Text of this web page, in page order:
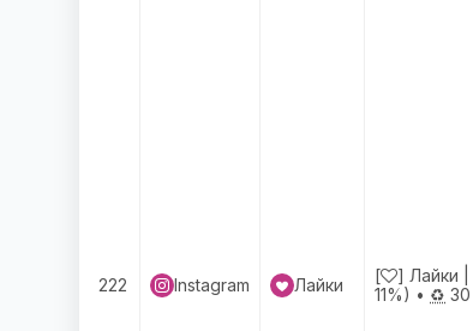
222 Instagram Лайки [ ] Лайки |
11%) • ♻️ 30